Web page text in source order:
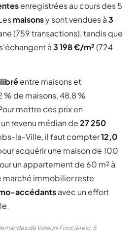
enregistrées au cours des 5
maisonsy sont vendues à3
(759 transactions), tandis que
s'échangent à3 198 €/m²(724
entre maisons et
% de maisons, 48,8 %
mettre ces prix en
revenu médian de27 250
la-Ville, il faut compter12,0
acquérir une maison de 100
un appartement de 60 m² à
immobilier reste
accédantsavec un effort
de Valeurs Foncières), 5